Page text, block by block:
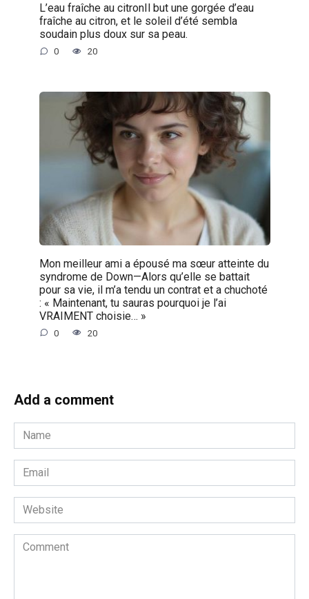
L’eau fraîche au citronIl but une gorgée d’eau
fraîche au citron, et le soleil d’été sembla
soudain plus doux sur sa peau.
0 20
Mon meilleur ami a épousé ma sœur atteinte du
syndrome de Down—Alors qu’elle se battait
pour sa vie, il m’a tendu un contrat et a chuchoté
: « Maintenant, tu sauras pourquoi je l’ai
VRAIMENT choisie… »
0 20
Add a comment
Name
*
Email
*
Website
Comment